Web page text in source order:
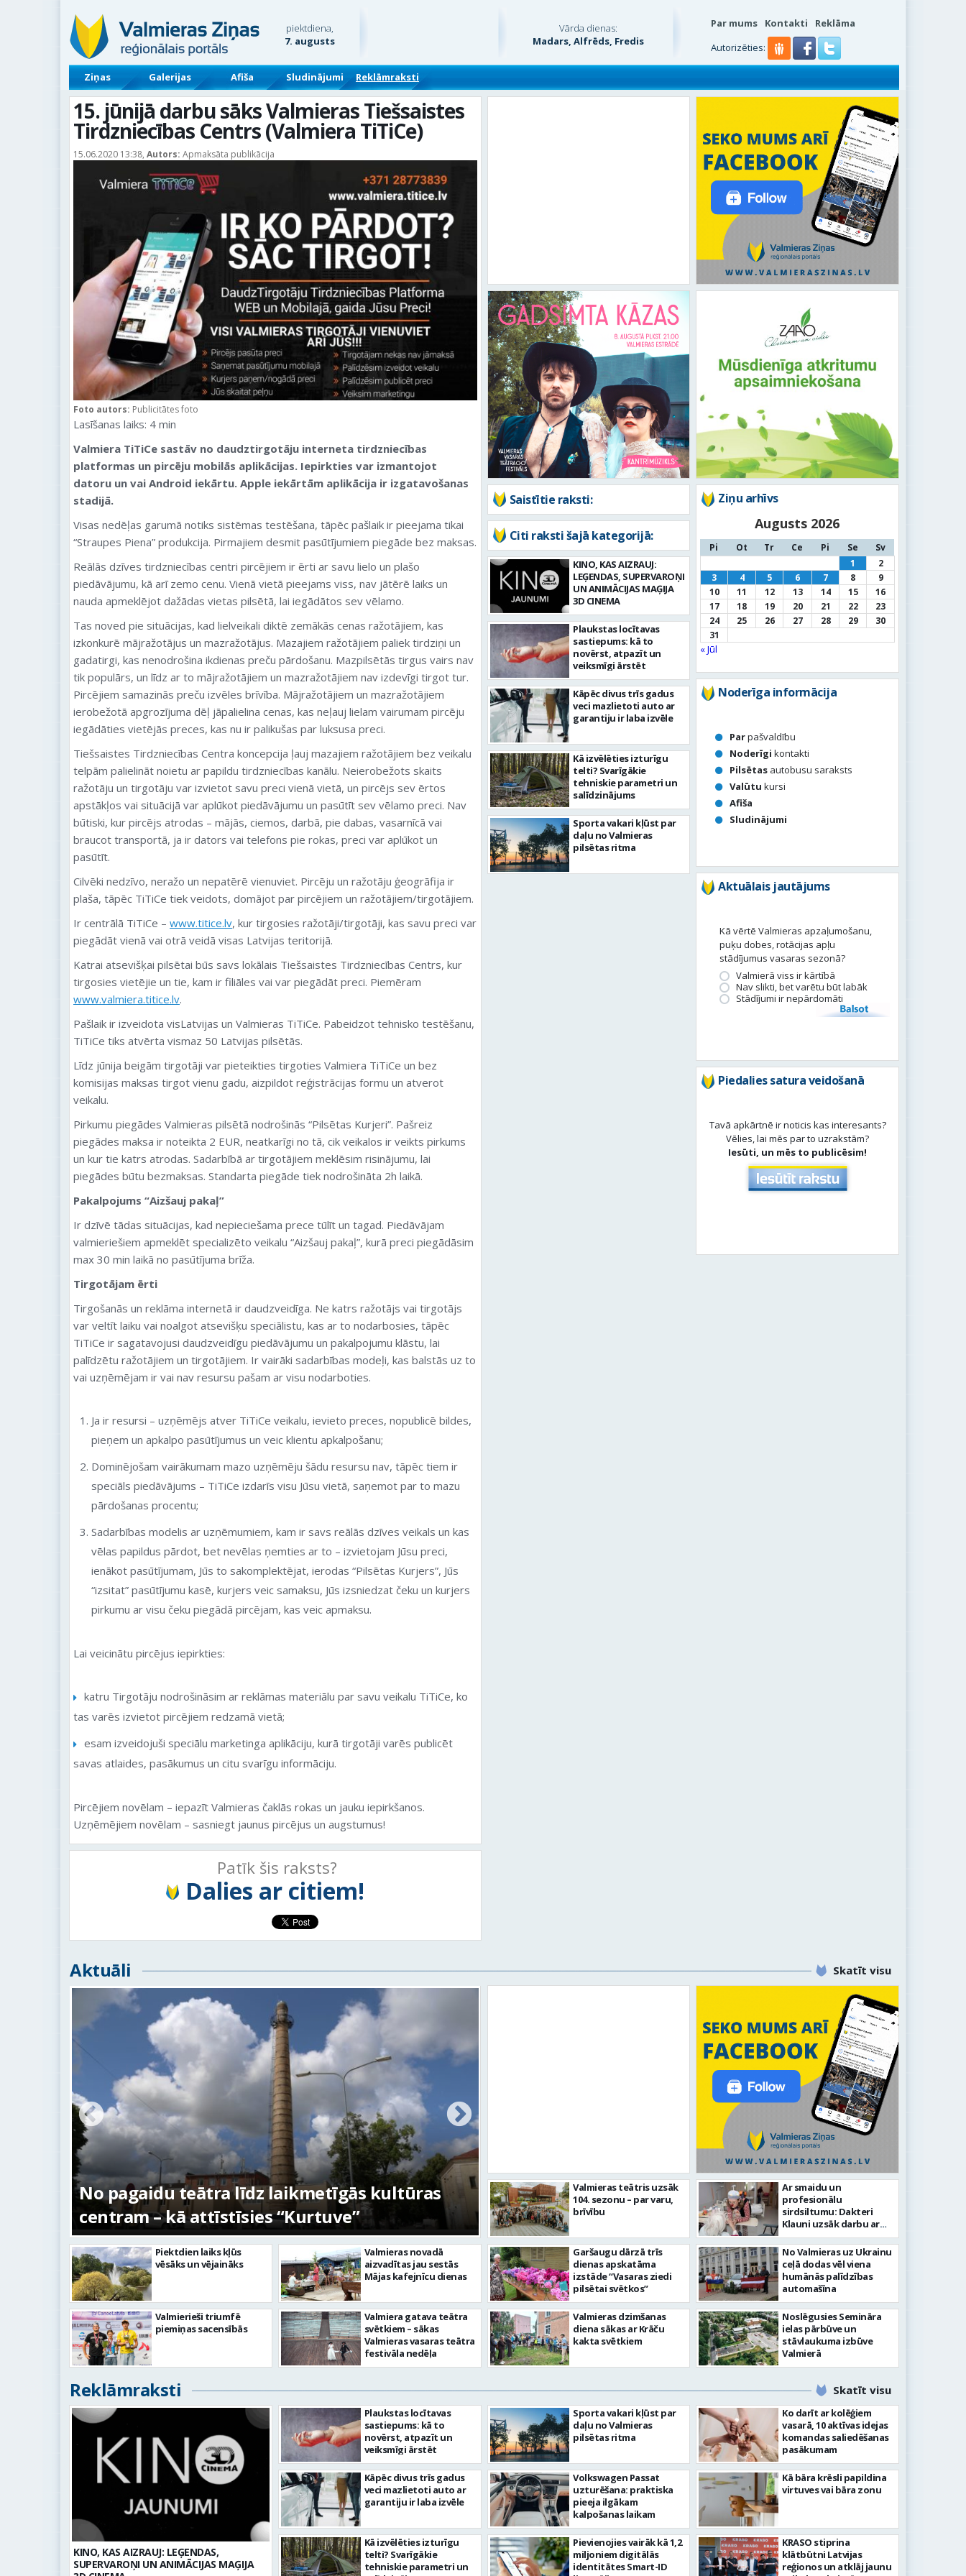
piektdiena,
7. augusts
Vārda dienas:
Madars, Alfrēds, Fredis
Par mums Kontakti
Reklāma
Autorizēties:
Ziņas Galerijas Afiša Sludinājumi Reklāmraksti
15. jūnijā darbu sāks Valmieras Tiešsaistes
Tirdzniecības Centrs (Valmiera TiTiCe)
15.06.2020 13:38, Autors: Apmaksāta publikācija
Foto autors: Publicitātes foto
Lasīšanas laiks: 4 min
Valmiera TiTiCe sastāv no daudztirgotāju interneta tirdzniecības
platformas un pircēju mobilās aplikācijas. Iepirkties var izmantojot
datoru un vai Android iekārtu. Apple iekārtām aplikācija ir izgatavošanas
stadijā.
Visas nedēļas garumā notiks sistēmas testēšana, tāpēc pašlaik ir pieejama tikai
“Straupes Piena” produkcija. Pirmajiem desmit pasūtījumiem piegāde bez maksas.
Reālās dzīves tirdzniecības centri pircējiem ir ērti ar savu lielo un plašo
piedāvājumu, kā arī zemo cenu. Vienā vietā pieejams viss, nav jātērē laiks un
nauda apmeklējot dažādas vietas pilsētā, lai iegādātos sev vēlamo.
Tas noved pie situācijas, kad lielveikali diktē zemākās cenas ražotājiem, kas
izkonkurē mājražotājus un mazražotājus. Mazajiem ražotājiem paliek tirdziņi un
gadatirgi, kas nenodrošina ikdienas preču pārdošanu. Mazpilsētās tirgus vairs nav
tik populārs, un līdz ar to mājražotājiem un mazražotājiem nav izdevīgi tirgot tur.
Pircējiem samazinās preču izvēles brīvība. Mājražotājiem un mazražotājiem
ierobežotā apgrozījuma dēļ jāpalielina cenas, kas neļauj lielam vairumam pircēju
iegādāties vietējās preces, kas nu ir palikušas par luksusa preci.
Tiešsaistes Tirdzniecības Centra koncepcija ļauj mazajiem ražotājiem bez veikalu
telpām palielināt noietu ar papildu tirdzniecības kanālu. Neierobežots skaits
ražotāju un tirgotāju var izvietot savu preci vienā vietā, un pircējs sev ērtos
apstākļos vai situācijā var aplūkot piedāvājumu un pasūtīt sev vēlamo preci. Nav
būtiski, kur pircējs atrodas – mājās, ciemos, darbā, pie dabas, vasarnīcā vai
braucot transportā, ja ir dators vai telefons pie rokas, preci var aplūkot un
pasūtīt.
Cilvēki nedzīvo, neražo un nepatērē vienuviet. Pircēju un ražotāju ģeogrāfija ir
plaša, tāpēc TiTiCe tiek veidots, domājot par pircējiem un ražotājiem/tirgotājiem.
Ir centrālā TiTiCe – www.titice.lv, kur tirgosies ražotāji/tirgotāji, kas savu preci var
piegādāt vienā vai otrā veidā visas Latvijas teritorijā.
Katrai atsevišķai pilsētai būs savs lokālais Tiešsaistes Tirdzniecības Centrs, kur
tirgosies vietējie un tie, kam ir filiāles vai var piegādāt preci. Piemēram
www.valmiera.titice.lv.
Pašlaik ir izveidota visLatvijas un Valmieras TiTiCe. Pabeidzot tehnisko testēšanu,
TiTiCe tiks atvērta vismaz 50 Latvijas pilsētās.
Līdz jūnija beigām tirgotāji var pieteikties tirgoties Valmiera TiTiCe un bez
komisijas maksas tirgot vienu gadu, aizpildot reģistrācijas formu un atverot
veikalu.
Pirkumu piegādes Valmieras pilsētā nodrošinās “Pilsētas Kurjeri”. Pašreiz
piegādes maksa ir noteikta 2 EUR, neatkarīgi no tā, cik veikalos ir veikts pirkums
un kur tie katrs atrodas. Sadarbībā ar tirgotājiem meklēsim risinājumu, lai
piegādes būtu bezmaksas. Standarta piegāde tiek nodrošināta 2h laikā.
Pakalpojums “Aizšauj pakaļ”
Ir dzīvē tādas situācijas, kad nepieciešama prece tūlīt un tagad. Piedāvājam
valmieriešiem apmeklēt specializēto veikalu “Aizšauj pakaļ”, kurā preci piegādāsim
max 30 min laikā no pasūtījuma brīža.
Tirgotājam ērti
Tirgošanās un reklāma internetā ir daudzveidīga. Ne katrs ražotājs vai tirgotājs
var veltīt laiku vai noalgot atsevišķu speciālistu, kas ar to nodarbosies, tāpēc
TiTiCe ir sagatavojusi daudzveidīgu piedāvājumu un pakalpojumu klāstu, lai
palīdzētu ražotājiem un tirgotājiem. Ir vairāki sadarbības modeļi, kas balstās uz to
vai uzņēmējam ir vai nav resursu pašam ar visu nodarboties.
Ja ir resursi – uzņēmējs atver TiTiCe veikalu, ievieto preces, nopublicē bildes,
pieņem un apkalpo pasūtījumus un veic klientu apkalpošanu;
Dominējošam vairākumam mazo uzņēmēju šādu resursu nav, tāpēc tiem ir
speciāls piedāvājums – TiTiCe izdarīs visu Jūsu vietā, saņemot par to mazu
pārdošanas procentu;
Sadarbības modelis ar uzņēmumiem, kam ir savs reālās dzīves veikals un kas
vēlas papildus pārdot, bet nevēlas ņemties ar to – izvietojam Jūsu preci,
ienākot pasūtījumam, Jūs to sakomplektējat, ierodas “Pilsētas Kurjers”, Jūs
“izsitat” pasūtījumu kasē, kurjers veic samaksu, Jūs izsniedzat čeku un kurjers
pirkumu ar visu čeku piegādā pircējam, kas veic apmaksu.
Lai veicinātu pircējus iepirkties:
katru Tirgotāju nodrošināsim ar reklāmas materiālu par savu veikalu TiTiCe, ko
tas varēs izvietot pircējiem redzamā vietā;
esam izveidojuši speciālu marketinga aplikāciju, kurā tirgotāji varēs publicēt
savas atlaides, pasākumus un citu svarīgu informāciju.
Pircējiem novēlam – iepazīt Valmieras čaklās rokas un jauku iepirkšanos.
Uzņēmējiem novēlam – sasniegt jaunus pircējus un augstumus!
Patīk šis raksts?
Dalies ar citiem!
Saistītie raksti:
Citi raksti šajā kategorijā:
KINO, KAS AIZRAUJ:
LEĢENDAS, SUPERVAROŅI
UN ANIMĀCIJAS MAĢIJA
3D CINEMA
Plaukstas locītavas
sastiepums: kā to
novērst, atpazīt un
veiksmīgi ārstēt
Kāpēc divus trīs gadus
veci mazlietoti auto ar
garantiju ir laba izvēle
Kā izvēlēties izturīgu
telti? Svarīgākie
tehniskie parametri un
salīdzinājums
Sporta vakari kļūst par
daļu no Valmieras
pilsētas ritma
Ziņu arhīvs
Augusts 2026
Pi Ot Tr Ce Pi Se
Sv
1
2
3
4 5 6 7 8
9
10
11 12 13 14 15
16
17
18 19 20 21 22
23
24
25 26 27 28 29
30
31
« Jūl
Noderīga informācija
Parpašvaldību
Noderīgi kontakti
Pilsētas autobusu saraksts
Valūtu kursi
Afiša
Sludinājumi
Aktuālais jautājums
Kā vērtē Valmieras apzaļumošanu,
puķu dobes, rotācijas apļu
stādījumus vasaras sezonā?
Valmierā viss ir kārtībā
Nav slikti, bet varētu būt labāk
Stādījumi ir nepārdomāti
Balsot
Piedalies satura veidošanā
Tavā apkārtnē ir noticis kas interesants?
Vēlies, lai mēs par to uzrakstām?
Iesūti, un mēs to publicēsim!
Aktuāli Skatīt visu
No pagaidu teātra līdz laikmetīgās kultūras
centram – kā attīstīsies “Kurtuve”
FOTO: Ar daudzveidīgiem notikumiem
aizvadīta Valmieras 743. dzimšanas diena
Piektdien laiks kļūs
vēsāks un vējaināks
Valmierieši triumfē
piemiņas sacensībās
Valmieras novadā
aizvadītas jau sestās
Mājas kafejnīcu dienas
Valmiera gatava teātra
svētkiem – sākas
Valmieras vasaras teātra
festivāla nedēļa
Valmieras teātris uzsāk
104. sezonu – par varu,
brīvību
Garšaugu dārzā trīs
dienas apskatāma
izstāde “Vasaras ziedi
pilsētai svētkos”
Valmieras dzimšanas
diena sākas ar Krāču
kakta svētkiem
Ar smaidu un
profesionālu
sirdsiltumu: Dakteri
Klauni uzsāk darbu ar
senioriem Vidzemes
slimnīcā
No Valmieras uz Ukrainu
ceļā dodas vēl viena
humānās palīdzības
automašīna
Noslēgusies Semināra
ielas pārbūve un
stāvlaukuma izbūve
Valmierā
Reklāmraksti Skatīt visu
KINO, KAS AIZRAUJ: LEĢENDAS,
SUPERVAROŅI UN ANIMĀCIJAS MAĢIJA
Plaukstas locītavas
sastiepums: kā to
novērst, atpazīt un
veiksmīgi ārstēt
Kāpēc divus trīs gadus
veci mazlietoti auto ar
garantiju ir laba izvēle
Kā izvēlēties izturīgu
telti? Svarīgākie
tehniskie parametri un
Sporta vakari kļūst par
daļu no Valmieras
pilsētas ritma
Volkswagen Passat
uzturēšana: praktiska
pieeja ilgākam
kalpošanas laikam
Pievienojies vairāk kā 1,2
miljoniem digitālās
identitātes Smart-ID
Ko darīt ar kolēģiem
vasarā, 10 aktīvas idejas
komandas saliedēšanas
pasākumam
Kā bāra krēsli papildina
virtuves vai bāra zonu
KRASO stiprina
klātbūtni Latvijas
reģionos un atklāj jaunu